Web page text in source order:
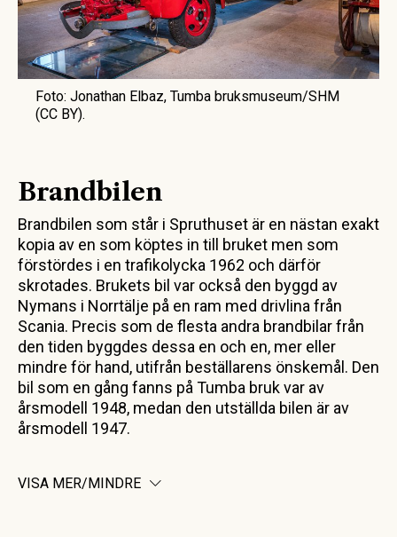
Foto: Jonathan Elbaz, Tumba bruksmuseum/SHM
(CC BY).
Brandbilen
Brandbilen som står i Spruthuset är en nästan exakt
kopia av en som köptes in till bruket men som
förstördes i en trafikolycka 1962 och därför
skrotades. Brukets bil var också den byggd av
Nymans i Norrtälje på en ram med drivlina från
Scania. Precis som de flesta andra brandbilar från
den tiden byggdes dessa en och en, mer eller
mindre för hand, utifrån beställarens önskemål. Den
bil som en gång fanns på Tumba bruk var av
årsmodell 1948, medan den utställda bilen är av
årsmodell 1947.
VISA MER/MINDRE